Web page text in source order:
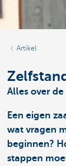
Artikel
Alles over
Een eigen
wat vragen
beginnen?
stappen